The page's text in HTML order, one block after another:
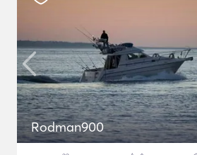
Rodman900